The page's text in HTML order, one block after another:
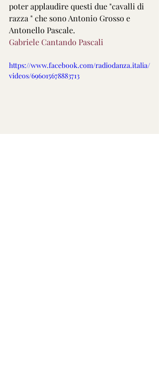
poter applaudire questi due "cavalli di
razza " che sono Antonio Grosso e
Antonello Pascale.
Gabriele Cantando Pascali
https://www.facebook.com/radiodanza.italia/
videos/696015678883713